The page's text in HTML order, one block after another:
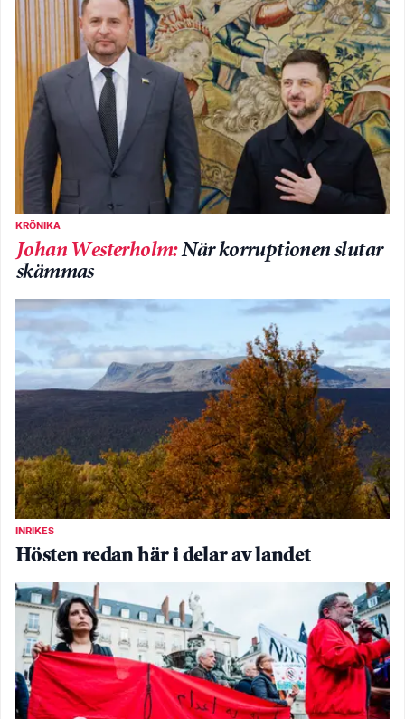
KRÖNIKA
Johan Westerholm:När korruptionen slutar
skämmas
INRIKES
Hösten redan här i delar av landet